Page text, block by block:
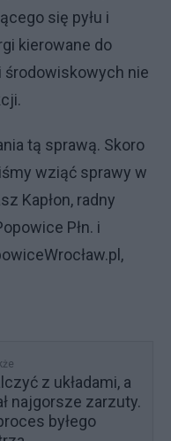
się pyłu i
kierowane do
nie
tą sprawą. Skoro
wziąć sprawy w
Kapłon, radny
Płn. i
z układami, a
najgorsze zarzuty.
byłego